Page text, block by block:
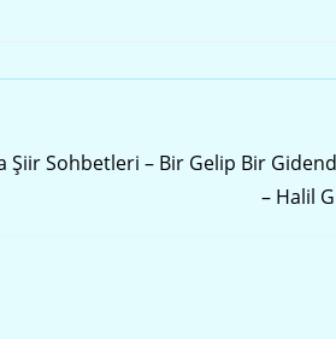
Şiir Sohbetleri – Bir Gelip Bir
– Halil